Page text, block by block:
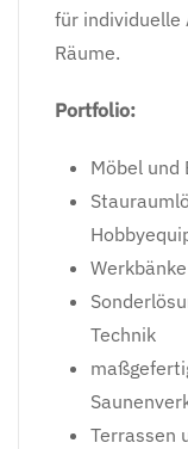
für individuelle
Räume.
Portfolio:
Möbel und
Technik
Terrassen